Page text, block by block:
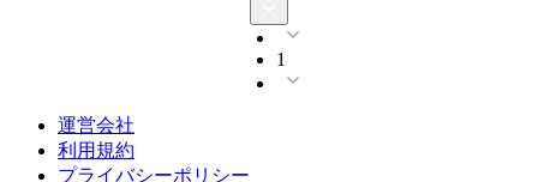
1
運営会社
利用規約
プライバシーポリシー